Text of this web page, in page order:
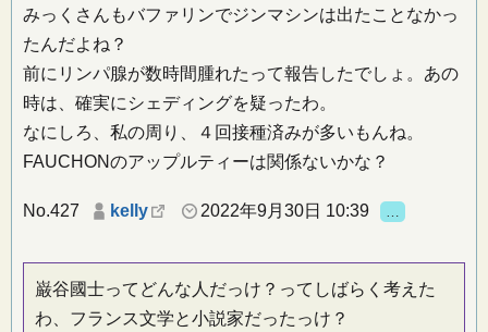
みっくさんもバファリンでジンマシンは出たことなかっ
たんだよね？
前にリンパ腺が数時間腫れたって報告したでしょ。あの
時は、確実にシェディングを疑ったわ。
なにしろ、私の周り、４回接種済みが多いもんね。
FAUCHONのアップルティーは関係ないかな？
No.427 kelly 2022年9月30日 10:39
巌谷國士ってどんな人だっけ？ってしばらく考えた
わ、フランス文学と小説家だったっけ？